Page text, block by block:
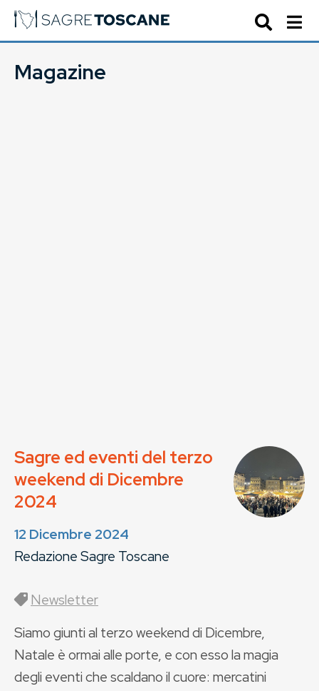
Magazine
Sagre ed eventi del terzo
weekend di Dicembre
2024
12 Dicembre 2024
Redazione Sagre Toscane
Newsletter
Siamo giunti al terzo weekend di Dicembre,
Natale è ormai alle porte, e con esso la magia
degli eventi che scaldano il cuore: mercatini